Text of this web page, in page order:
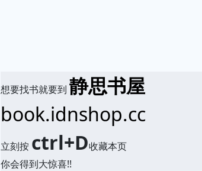
想要找书就要到静思书屋
book.idnshop.cc
立刻按 ctrl+D收藏本页
你会得到大惊喜!!